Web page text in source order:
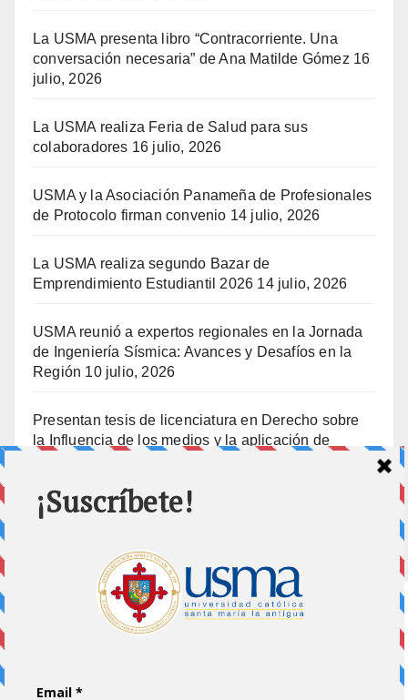
La USMA presenta libro “Contracorriente. Una
conversación necesaria” de Ana Matilde Gómez 16
julio, 2026
La USMA realiza Feria de Salud para sus
colaboradores 16 julio, 2026
USMA y la Asociación Panameña de Profesionales
de Protocolo firman convenio 14 julio, 2026
La USMA realiza segundo Bazar de
Emprendimiento Estudiantil 2026 14 julio, 2026
USMA reunió a expertos regionales en la Jornada
de Ingeniería Sísmica: Avances y Desafíos en la
Región 10 julio, 2026
Presentan tesis de licenciatura en Derecho sobre
la Influencia de los medios y la aplicación de